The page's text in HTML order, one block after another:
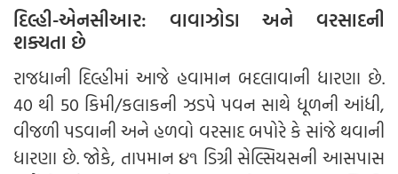
દિલ્હી-એનસીઆર: વાવાઝોડા અને વરસાદની
શક્યતા છે
રાજધાની દિલ્હીમાં આજે હવામાન બદલાવાની ધારણા છે.
40 થી 50 કિમી/કલાકની ઝડપે પવન સાથે ધૂળની આંધી,
વીજળી પડવાની અને હળવો વરસાદ બપોરે કે સાંજે થવાની
ધારણા છે. જોકે, તાપમાન ૪૧ ડિગ્રી સેલ્સિયસની આસપાસ